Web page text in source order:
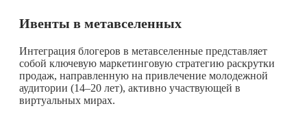
Ивенты в метавселенных
Интеграция блогеров в метавселенные представляет
собой ключевую маркетинговую стратегию раскрутки
продаж, направленную на привлечение молодежной
аудитории (14–20 лет), активно участвующей в
виртуальных мирах.